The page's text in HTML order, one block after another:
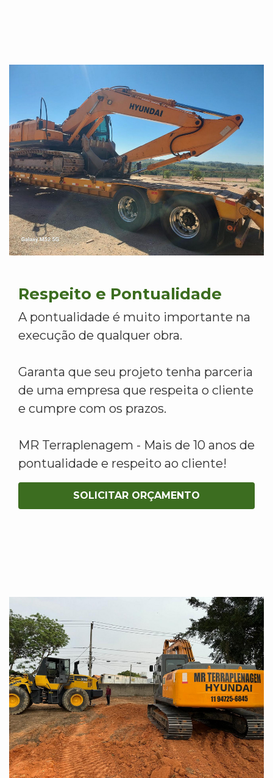
Respeito e Pontualidade
A pontualidade é muito importante na
execução de qualquer obra.
Garanta que seu projeto tenha parceria
de uma empresa que respeita o cliente
e cumpre com os prazos.
MR Terraplenagem - Mais de 10 anos de
pontualidade e respeito ao cliente!
SOLICITAR ORÇAMENTO